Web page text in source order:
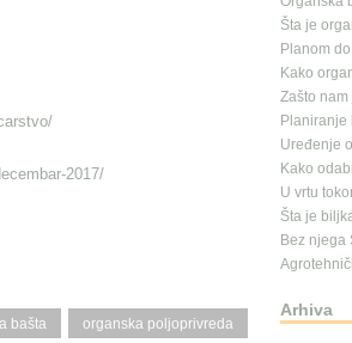
2017/
bašta organska poljoprivreda
Šta je
Planom
Kako
Zašto
Planiranje
Uređenje
Kako
U vrtu
Šta je
Bez njega
Arhiva